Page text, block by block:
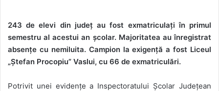
243 de elevi din județ au fost exmatriculați în primul
semestru al acestui an școlar. Majoritatea au înregistrat
absențe cu nemiluita. Campion la exigență a fost Liceul
„Ștefan Procopiu” Vaslui, cu 66 de exmatriculări.
Potrivit unei evidențe a Inspectoratului Școlar Județean